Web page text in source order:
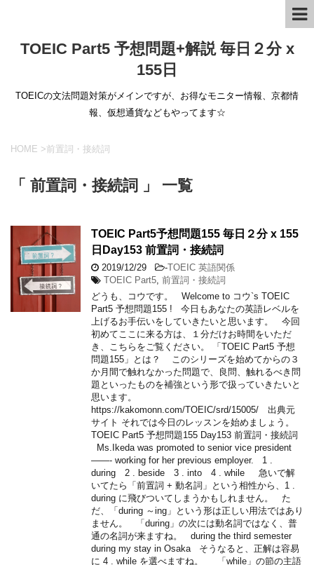
TOEIC Part5 予想問題+解説 毎日２分 x
155日
TOEICの文法問題対策がメインですが、お得なモニター情報、京都情
報、仮想通貨などもやってます☆
HOME > 前置詞・接続詞
「 前置詞・接続詞 」 一覧
TOEIC Part5予想問題155 毎日２分 x 155
日Day153 前置詞・接続詞
2019/12/29 -TOEIC 英語関係
TOEIC Part5 前置詞・接続詞
どうも、コウです。 Welcome to コウ`s TOEIC
Part5 予想問題155 ! 今日もあなたの英語レベルを
上げるお手伝いをしていきたいと思います。 今回
初めてここに来る方は、１分だけお時間をいただ
き、こちらをご覧ください。 「TOEIC Part5 予想
問題155」とは？ このシリーズを始めてからの３
か月間で触れなかった問題で、良問、触れるべき問
題といったものを補強という形で扱っていきたいと
思います。
https://kakomonn.com/TOEIC/srd/15005/ 出典元
サイト それでは今日のレッスンを始めましょう。
TOEIC Part5 予想問題155 Day153 前置詞・接続詞
Ms.Ikeda was promoted to senior vice president
——- working for her previous employer. 1 .
during 2 . beside 3 . into 4 . while 急いで解
いてたら「前置詞 + 動名詞」という相性から、1 .
during に飛びついてしまうかもしれません。 た
だ、「during ～ing」という形は正しい用法ではあり
ません。 「during」の次には動名詞ではなく、普
通の名詞が来ますね。 during the third semester
during my stay in Osaka そうなると、正解は容易
に 4 . while を選べますね。 「while」の節の主語